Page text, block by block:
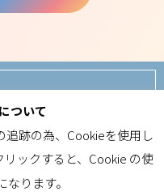
ついて
追跡の為、Cookieを使用し
ックすると、Cookie の使
ります。